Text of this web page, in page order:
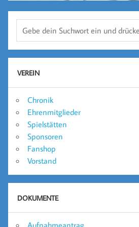
VEREIN
Chronik
Ehrenmitglieder
Spielstätten
Sponsoren
Fanshop
Vorstand
DOKUMENTE